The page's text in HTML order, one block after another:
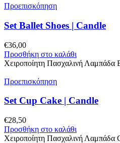
Προεπισκόπηση
Set Ballet Shoes | Candle
€36,00
Προσθήκη στο καλάθι
Χειροποίητη Πασχαλινή Λαμπάδα
Προεπισκόπηση
Set Cup Cake | Candle
€28,50
Προσθήκη στο καλάθι
Χειροποίητη Πασχαλινή Λαμπάδα